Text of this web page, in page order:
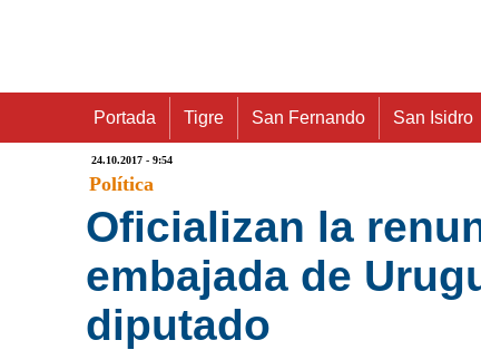
Portada Tigre San Fernando San Isidro
24.10.2017 - 9:54
Política
Oficializan la
embajada de
diputado